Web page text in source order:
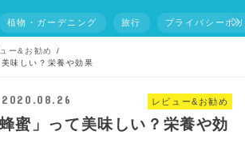
植物・ガーデニング 旅行 プライバシーポ
ー&お勧め
味しい？栄養や効果
レビュー&お勧め
2020.08.26
蜜」って美味しい？栄養や効